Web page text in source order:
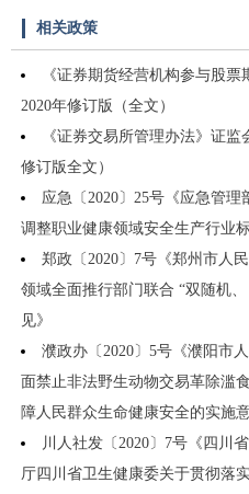
相关政策
《证券期货经营机构参与股票
2020年修订版（全文）
《证券交易所管理办法》证监
修订版全文）
应急〔2020〕25号《应急管
调整职业健康领域安全生产行业
郑政〔2020〕7号《郑州市人
领域全面推行部门联合 “双随机
见》
濮政办〔2020〕5号《濮阳市
面禁止非法野生动物交易革除滥
障人民群众生命健康安全的实施意
川人社发〔2020〕7号《四川
厅四川省卫生健康委关于贯彻落